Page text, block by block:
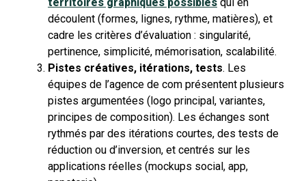
découlent (formes, lignes, rythme, matières), et
cadre les critères d’évaluation : singularité,
pertinence, simplicité, mémorisation, scalabilité.
Pistes créatives, itérations, tests. Les
équipes de l’agence de com présentent plusieurs
pistes argumentées (logo principal, variantes,
principes de composition). Les échanges sont
rythmés par des itérations courtes, des tests de
réduction ou d’inversion, et centrés sur les
applications réelles (mockups social, app,